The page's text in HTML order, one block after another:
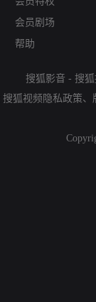
会员剧场
帮助
搜狐影音 - 搜
搜狐视频隐私政策、